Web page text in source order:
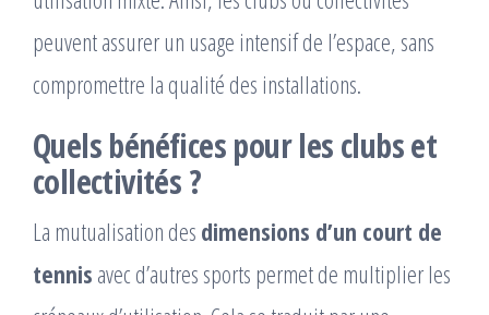
peuvent assurer un usage intensif de l’espace, sans
compromettre la qualité des installations.
Quels bénéfices pour les clubs et
collectivités ?
La mutualisation des dimensions d’un court de
tennis avec d’autres sports permet de multiplier les